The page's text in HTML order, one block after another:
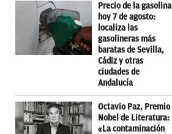
Precio de la gasolina
hoy 7 de agosto:
localiza las
gasolineras más
baratas de Sevilla,
Cádiz y otras
ciudades de
Andalucía
Octavio Paz, Premio
Nobel de Literatura:
«La contaminación